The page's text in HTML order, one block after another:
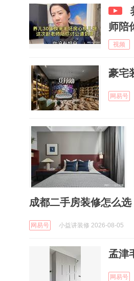
师陪
视频
豪宅
网易号
成都二手房装修怎么
网易号 小益讲装修 2026-08-05
孟津
网易号